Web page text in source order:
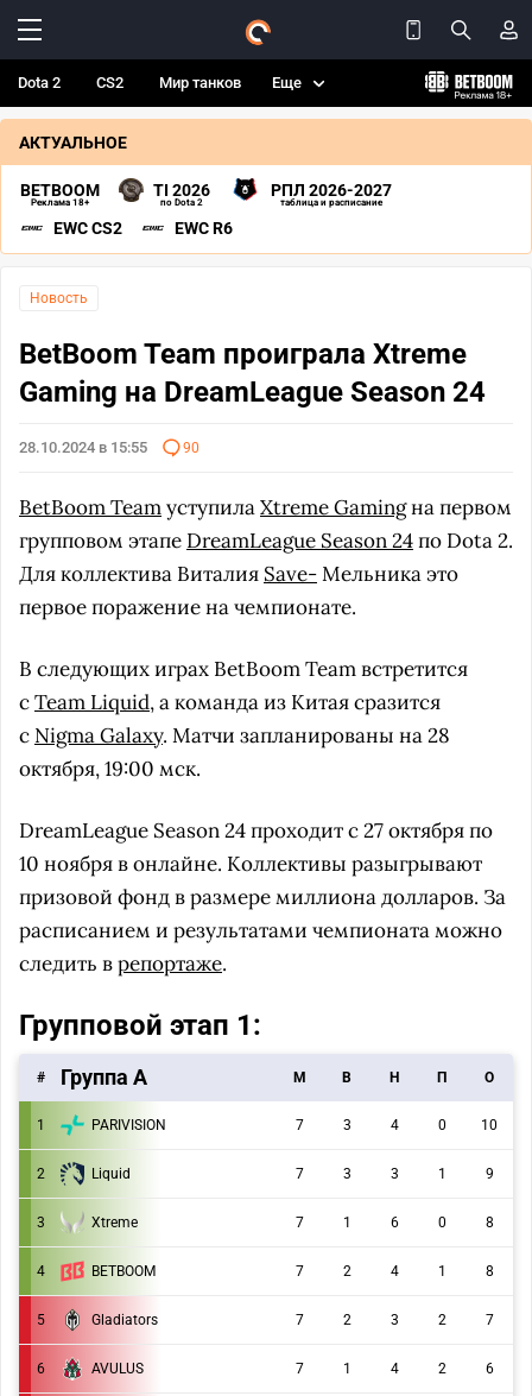
Dota 2 CS2 Мир танков Еще
АКТУАЛЬНОЕ
BETBOOM
Реклама 18+
TI 2026
по Dota 2
РПЛ 2026-2027
таблица и расписание
EWC CS2 EWC R6
Новость
BetBoom Team проиграла Xtreme
Gaming на DreamLeague Season 24
28.10.2024 в 15:55 90
BetBoom TeamуступилаXtreme Gamingна первом
групповом этапе DreamLeague Season 24по Dota 2.
Для коллектива Виталия Save-Мельника это
первое поражение на чемпионате.
В следующих играх BetBoom Team встретится
сTeam Liquid, а команда из Китая сразится
с Nigma Galaxy. Матчи запланированы на 28
октября, 19:00 мск.
DreamLeague Season 24 проходит с 27 октября по
10 ноября в онлайне. Коллективы разыгрывают
призовой фонд в размере миллиона долларов. За
расписанием и результатами чемпионата можно
следить врепортаже.
Групповой этап 1:
# Группа A M В Н П О
1 PARIVISION 7 3 4 0 10
2 Liquid 7 3 3 1 9
3 Xtreme 7 1 6 0 8
4 BETBOOM 7 2 4 1 8
5 Gladiators 7 2 3 2 7
6 AVULUS 7 1 4 2 6